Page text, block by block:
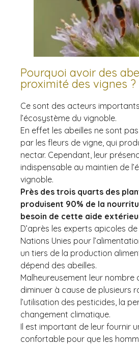
Pourquoi avoir des
proximité des vignes ?
Ce sont des acteurs
l’écosystème du vignoble.
En effet les abeilles ne sont
par les fleurs de vigne, qui
nectar. Cependant, leur
indispensable au maintien de
vignoble.
Près des trois quarts des
produisent 90% de la
besoin de cette aide
D’après les experts apicoles
Nations Unies pour
un tiers de la production
dépend des abeilles.
Malheureusement leur nombre
diminuer à cause de plusieurs
l’utilisation des pesticides, la
changement climatique.
Il est important de leur fournir
confortable pour que les